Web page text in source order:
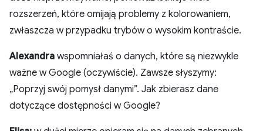
rozszerzeń, które omijają problemy z kolorowaniem,
zwłaszcza w przypadku trybów o wysokim kontraście.
Alexandra wspomniałaś o danych, które są niezwykle
ważne w Google (oczywiście). Zawsze słyszymy:
„Poprzyj swój pomysł danymi”. Jak zbierasz dane
dotyczące dostępności w Google?